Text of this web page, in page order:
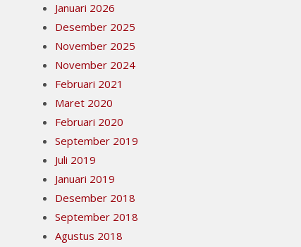
Januari 2026
Desember 2025
November 2025
November 2024
Februari 2021
Maret 2020
Februari 2020
September 2019
Juli 2019
Januari 2019
Desember 2018
September 2018
Agustus 2018